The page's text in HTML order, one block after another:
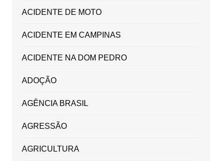
ACIDENTE DE MOTO
ACIDENTE EM CAMPINAS
ACIDENTE NA DOM PEDRO
ADOÇÃO
AGÊNCIA BRASIL
AGRESSÃO
AGRICULTURA